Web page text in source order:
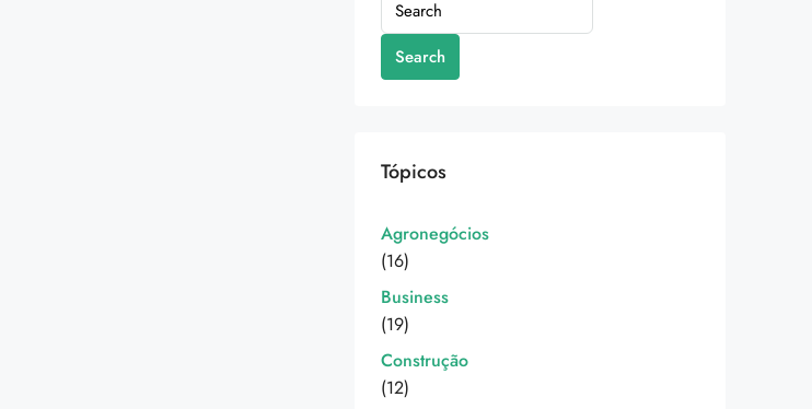
Search
Tópicos
Agronegócios
(16)
Business
(19)
Construção
(12)